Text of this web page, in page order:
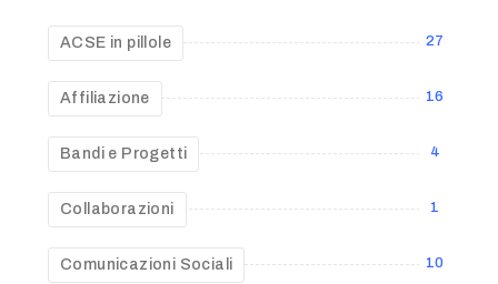
ACSE in pillole 27
Affiliazione 16
Bandi e Progetti 4
Collaborazioni 1
Comunicazioni Sociali 10